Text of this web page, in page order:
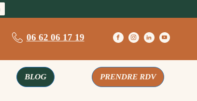
06 62 06 17 19
BLOG PRENDRE RDV